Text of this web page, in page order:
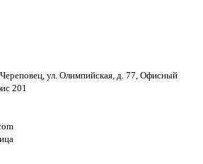
Череповец, ул. Олимпийская, д. 77, Офисный
201